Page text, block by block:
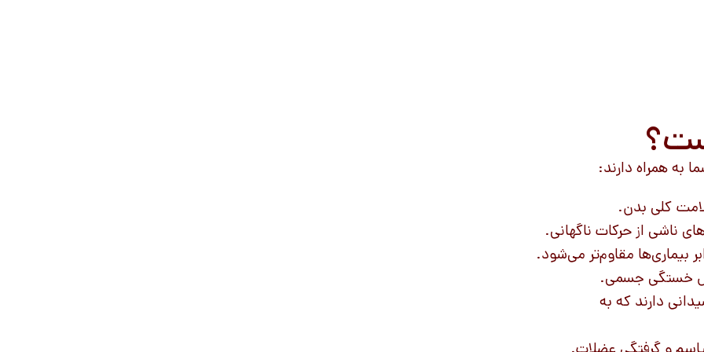
به همراه دارند:
کلی بدن.
ناشی از حرکات ناگهانی.
بیماری‌ها مقاوم‌تر می‌شود.
خستگی جسمی.
دارند که به